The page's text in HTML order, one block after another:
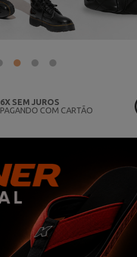
6X SEM JUROS
PAGANDO COM CARTÃO